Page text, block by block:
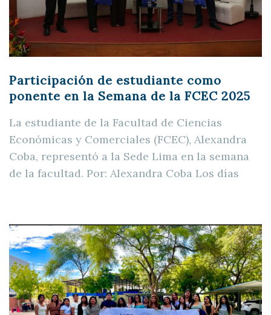
Participación de estudiante como
ponente en la Semana de la FCEC 2025
La estudiante de la Facultad de Ciencias
Económicas y Comerciales (FCEC), Alexandra
Coba, representó a la Sede Lima en la semana
de la facultad. Por: Alexandra Coba Los días